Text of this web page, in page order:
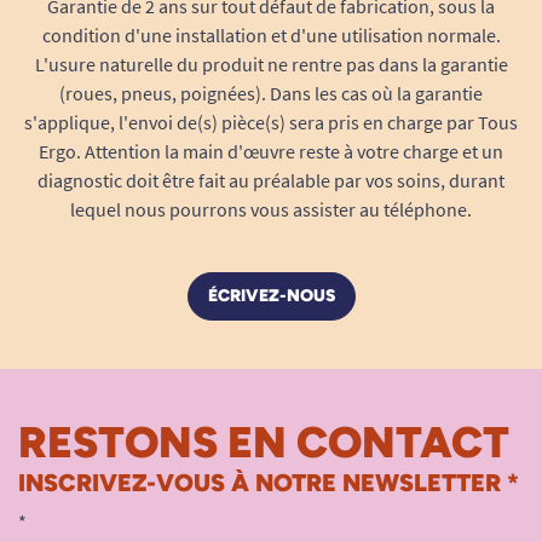
dimanche).
Boîtier GSM/ IP et son
émetteur
Avec détection
de chute
Tarifs 28,90€/ mois
28,90€/ mois +
8€/ mois
TTC/mois, soit 14,45 €/mois après crédit
d’impôt (50 %). Pour les personnes souhaitant
Garantie de 2 ans sur tout défaut de fabrication, sous la
condition d'une installation et d'une utilisation normale.
L'usure naturelle du produit ne rentre pas dans la garantie
(roues, pneus, poignées). Dans les cas où la garantie
s'applique, l'envoi de(s) pièce(s) sera pris en charge par Tous
Ergo. Attention la main d'œuvre reste à votre charge et un
diagnostic doit être fait au préalable par vos soins, durant
lequel nous pourrons vous assister au téléphone.
ÉCRIVEZ-NOUS
RESTONS EN CONTACT
INSCRIVEZ-VOUS À NOTRE NEWSLETTER *
*